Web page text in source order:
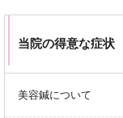
当院の得意な症状
美容鍼について